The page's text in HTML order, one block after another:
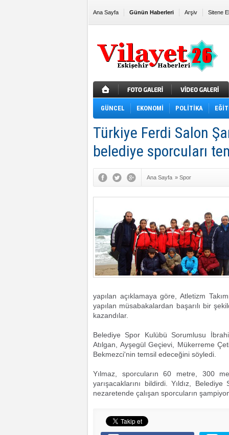
Ana Sayfa Günün Haberleri Arşiv Sitene
GÜNCEL EKONOMİ POLİTİKA
Türkiye Ferdi Salon
belediye sporcuları
Ana Sayfa » Spor
yapılan açıklamaya göre, Atletizm
yapılan müsabakalardan başarılı bir
kazandılar.
Belediye Spor Kulübü Sorumlusu
Atılgan, Ayşegül Geçievi, Mükerreme
Bekmezci'nin temsil edeceğini söyledi.
Yılmaz, sporcuların 60 metre, 300
yarışacaklarını bildirdi. Yıldız,
nezaretende çalışan sporcuların